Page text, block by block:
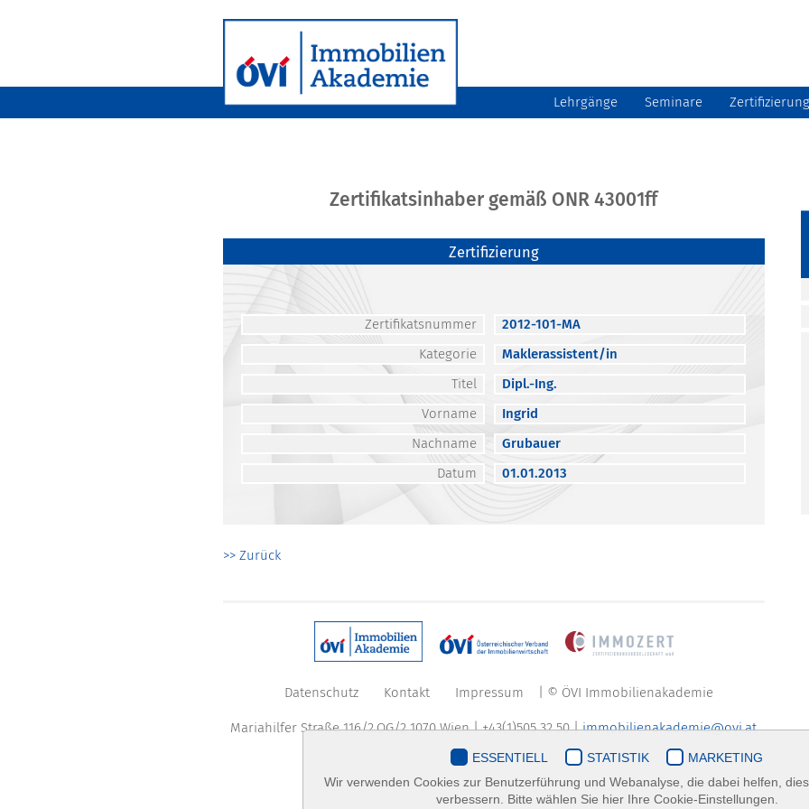
Lehrgänge Seminare Zertifizierung
Zertifikatsinhaber gemäß ONR 43001ff
Zertifizierung
Zertifikatsnummer
2012-101-MA
Kategorie
Maklerassistent/in
Titel
Dipl.-Ing.
Vorname
Ingrid
Nachname
Grubauer
Datum
01.01.2013
>> Zurück
Datenschutz Kontakt Impressum | © ÖVI Immobilienakademie
Mariahilfer Straße 116/2.OG/2 1070 Wien | +43(1)505 32 50 |immobilienakademie@ovi.at
ESSENTIELL STATISTIK
MARKETING
Wir verwenden Cookies zur Benutzerführung und Webanalyse, die dabei helfen,
verbessern. Bitte wählen Sie hier Ihre Cookie-Einstellungen.